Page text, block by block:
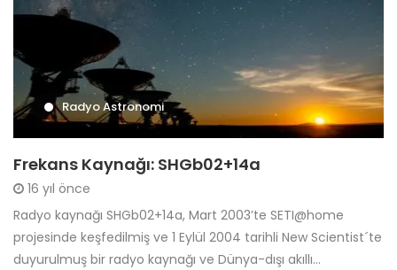
Radyo Astronomi
Frekans Kaynağı: SHGb02+14a
16 yıl önce
Radyo kaynağı SHGb02+14a, Mart 2003’te SETI@home
projesinde keşfedilmiş ve 1 Eylül 2004 tarihli New Scientist´te
duyurulmuş bir radyo kaynağı ve Dünya-dışı akıllı...